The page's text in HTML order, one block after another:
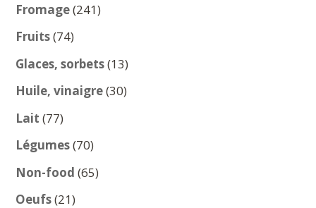
Fromage 241241
Fruits 7474
produits
Glaces, sorbets 1313
produits
Huile, vinaigre 3030
Lait 7777
produits
Légumes 7070
produits
Non-food 6565
Oeufs 2121